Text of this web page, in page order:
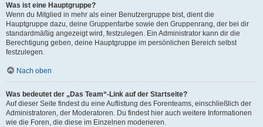
Was ist eine Hauptgruppe?
Wenn du Mitglied in mehr als einer Benutzergruppe bist, dient die
Hauptgruppe dazu, deine Gruppenfarbe sowie den Gruppenrang, der bei dir
standardmäßig angezeigt wird, festzulegen. Ein Administrator kann dir die
Berechtigung geben, deine Hauptgruppe im persönlichen Bereich selbst
festzulegen.
Nach oben
Was bedeutet der „Das Team“-Link auf der Startseite?
Auf dieser Seite findest du eine Auflistung des Forenteams, einschließlich der
Administratoren, der Moderatoren. Du findest hier auch weitere Informationen
wie die Foren, die diese im Einzelnen moderieren.